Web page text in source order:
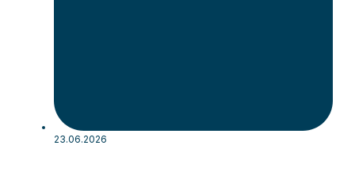
23.06.2026